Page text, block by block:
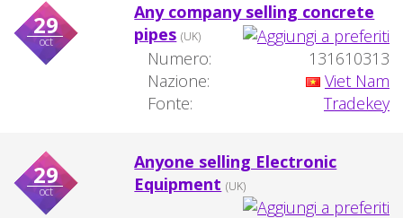
29
oct
Any company selling concrete
pipes (UK)
Numero:
131610313
Nazione:
Viet Nam
Fonte:
Tradekey
29
oct
Anyone selling Electronic
Equipment (UK)